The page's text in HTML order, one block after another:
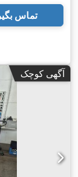
تماس
آگهی کوچک